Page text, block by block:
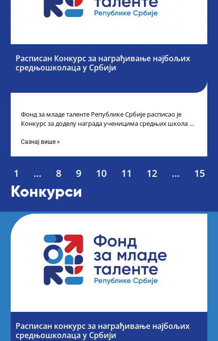
Расписан Конкурс за награђивање најбољих
средњошколаца у Србији
Фонд за младе таленте Републике Србије расписао је
Конкурс за доделу награда ученицима средњих школа за
Сазнај више »
1 … 8 9 10 11 12 … 15
Конкурси
Расписан конкурс за награђивање најбољих
средњошколаца у Србији